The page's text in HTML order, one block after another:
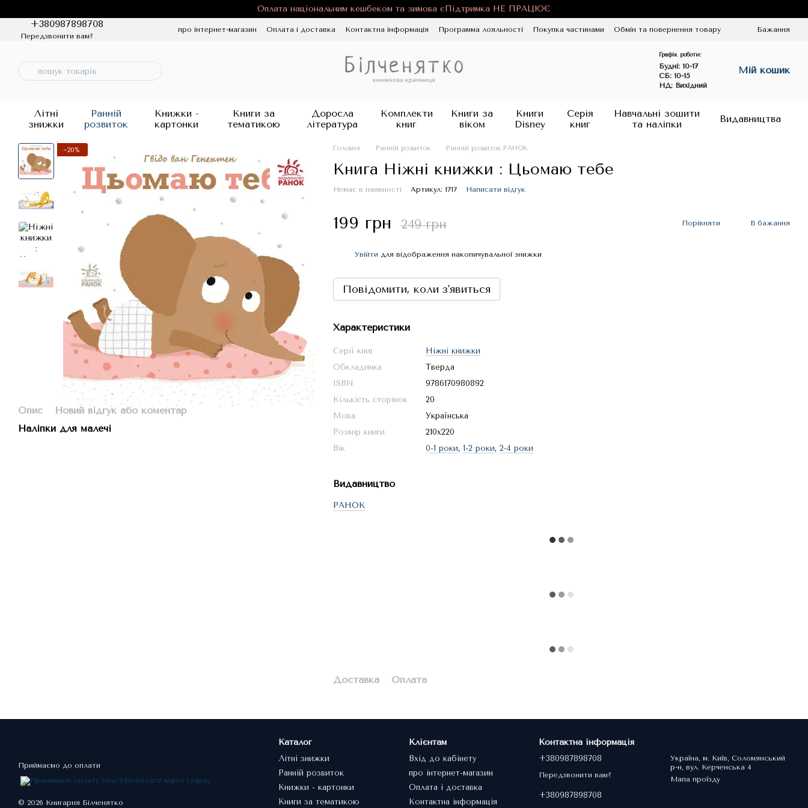
Оплата національним кешбеком та зимова єПідтримка НЕ ПРАЦЮЄ
+380987898708
Передзвонити вам?
про інтернет-магазин Оплата і доставка Контактна інформація Программа лояльності Покупка частинами
Обмін та повернення товару
Бажання
Графік роботи:
Будні: 10-17
СБ: 10-15
НД: Вихідний
Мій кошик
Літні
знижки
Ранній
розвиток
Книжки -
картонки
Книги за
тематикою
Доросла
література
Комплекти
книг
Книги за
віком
Книги
Disney
Серія
книг
Навчальні зошити
та наліпки
Видавництва
−20%
Опис
Новий відгук або коментар
Наліпки для малечі
Головна Ранній розвиток Ранній розвиток РАНОК
Книга Ніжні книжки : Цьомаю тебе
Немає в наявності Артикул: 1717 Написати відгук
199 грн 249 грн Порівняти В бажання
Увійти для відображення накопичувальної знижки
Повідомити, коли з'явиться
Характеристики
Серії книг
Ніжні книжки
Обкладинка
Тверда
ISBN
9786170980892
Кількість сторінок
20
Мова
Українська
Розмір книги
210х220
Вік
0-1 роки, 1-2 роки, 2-4 роки
Видавництво
РАНОК
Доставка Оплата
Приймаємо до оплати
© 2026 Книгарня Білченятко
Каталог
Літні знижки
Ранній розвиток
Книжки - картонки
Книги за тематикою
Клієнтам
Вхід до кабінету
про інтернет-магазин
Оплата і доставка
Контактна інформація
Контактна інформація
+380987898708
Передзвонити вам?
+380987898708
Україна, м. Київ, Соломянський
р-н, вул. Керченська 4
Мапа проїзду